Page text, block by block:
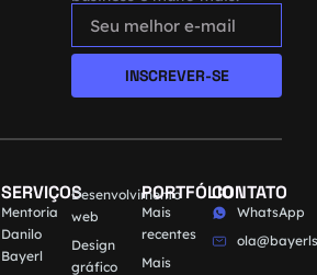
INSCREVER-SE
SERVIÇOS
Mentoria
Danilo
Bayerl
Desenvolvimento
web
Design
gráfico
PORTFÓLIO
Mais
recentes
Mais
CONTATO
WhatsApp